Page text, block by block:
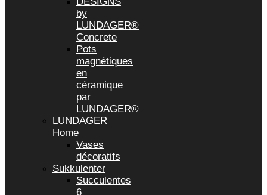
by
LUNDAGER®
Concrete
Pots
magnétiques
en
céramique
par
LUNDAGER®
LUNDAGER
Home
Vases
décoratifs
Sukkulenter
Succulentes
6